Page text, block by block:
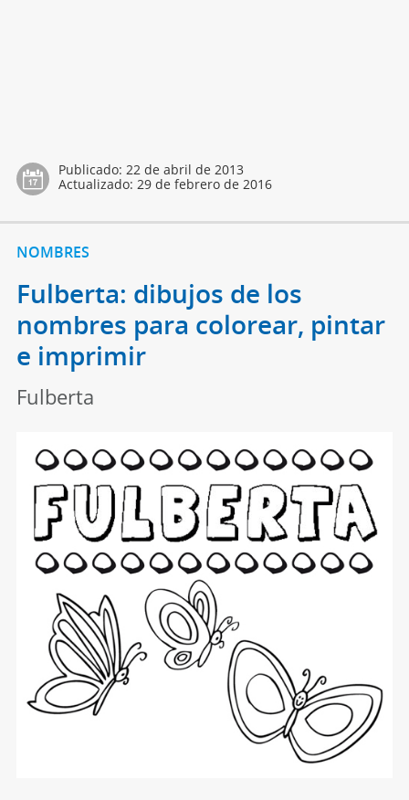
Publicado: 22 de abril de 2013
Actualizado: 29 de febrero de 2016
NOMBRES
Fulberta: dibujos de los
nombres para colorear, pintar
e imprimir
Fulberta